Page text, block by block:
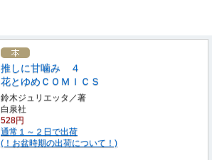
推しに甘噛み ４
花とゆめＣＯＭＩＣＳ
鈴木ジュリエッタ／著
白泉社
528円
通常１～２日で出荷
(！お盆時期の出荷について！)